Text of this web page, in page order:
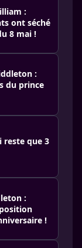
:
ont séché
8 mai !
:
du prince
reste que 3
:
!